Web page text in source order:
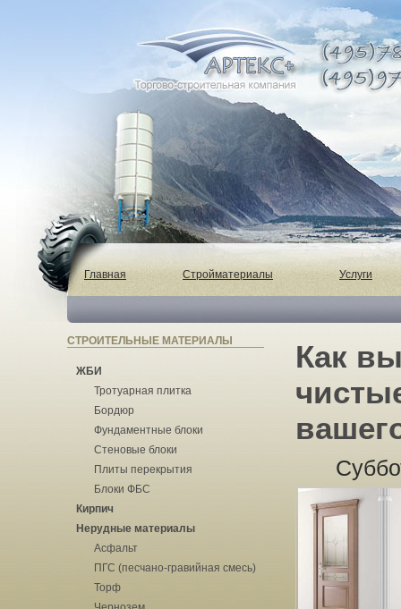
Главная Стройматериалы Услуги
СТРОИТЕЛЬНЫЕ МАТЕРИАЛЫ
ЖБИ
Тротуарная плитка
Бордюр
Фундаментные блоки
Стеновые блоки
Плиты перекрытия
Блоки ФБС
Кирпич
Нерудные материалы
Асфальт
ПГС (песчано-гравийная смесь)
Торф
Как